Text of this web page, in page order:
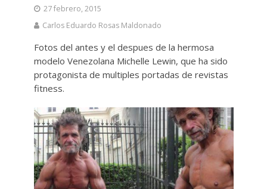
27 febrero, 2015
Carlos Eduardo Rosas Maldonado
Fotos del antes y el despues de la hermosa
modelo Venezolana Michelle Lewin, que ha sido
protagonista de multiples portadas de revistas
fitness.